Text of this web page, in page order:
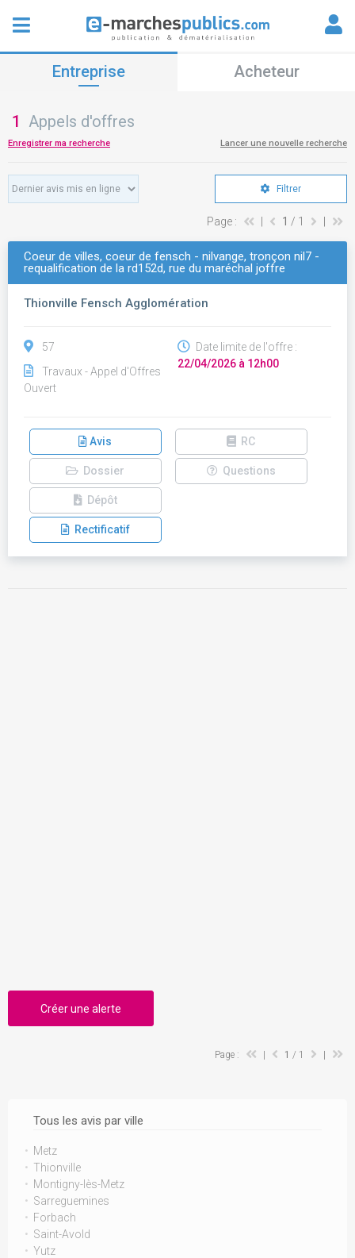
Entreprise Acheteur
1 Appels d'offres
Enregistrer ma recherche Lancer une nouvelle recherche
Tous les avis par ville
Metz
Thionville
Montigny-lès-Metz
Sarreguemines
Forbach
Saint-Avold
Yutz
Filtrer
Page : 1 / 1
Coeur de villes, coeur de fensch - nilvange, tronçon nil7 -
requalification de la rd152d, rue du maréchal joffre
Thionville Fensch Agglomération
57
Travaux - Appel d'Offres
Ouvert
Date limite de l'offre :
22/04/2026 à 12h00
Avis RC
Dossier Questions
Dépôt
Rectificatif
Créer une alerte
Page : 1 / 1